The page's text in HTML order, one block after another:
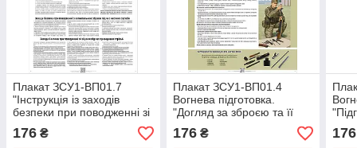
Плакат ЗСУ1-ВП01.7
"Інструкція із заходів
безпеки при поводженні зі
зброєю" для Збройних
Сил України
176 ₴
Плакат ЗСУ1-ВП01.4
Вогнева підготовка.
"Догляд за зброєю та її
зберігання" для Збройних
Сил України
176₴
Сил
176